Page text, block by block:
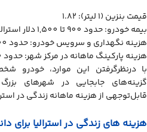
قیمت بنزین (۱ لیتر): 1.82
بیمه خودرو: حدود 900 تا 1,500 دلار استرالیا در سال
هزینه نگهداری و سرویس خودرو: حدود 600 تا 1,200 دلار استرالیا در سال
هزینه پارکینگ ماهانه در مرکز شهر: حدود 300 تا 600 دلار استرالیا
با درنظرگرفتن این موارد، خودرو
گزینه‌های جابجایی در شهرهای
قابل‌توجهی از هزینه ماهانه زندگی در
هزینه های زندگی در استرالیا برای